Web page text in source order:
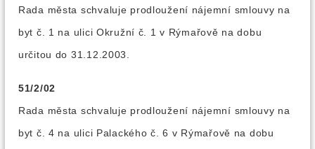
Rada města schvaluje prodloužení nájemní smlouvy na
byt č. 1 na ulici Okružní č. 1 v Rýmařově na dobu
určitou do 31.12.2003.
51/2/02
Rada města schvaluje prodloužení nájemní smlouvy na
byt č. 4 na ulici Palackého č. 6 v Rýmařově na dobu